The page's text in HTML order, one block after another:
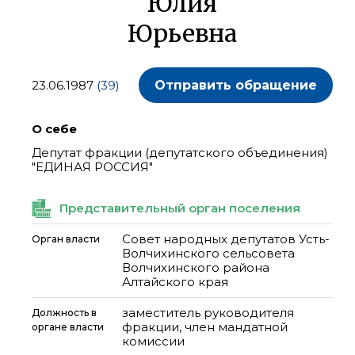
Юрьевна
23.06.1987 (39) Отправить обращение
О себе
Депутат фракции (депутатского объединения)
"ЕДИНАЯ РОССИЯ"
Представительный орган поселения
Орган власти
Совет народных депутатов Усть-
Волчихинского сельсовета
Волчихинского района
Алтайского края
Должность в
органе власти
заместитель руководителя
фракции, член мандатной
комиссии